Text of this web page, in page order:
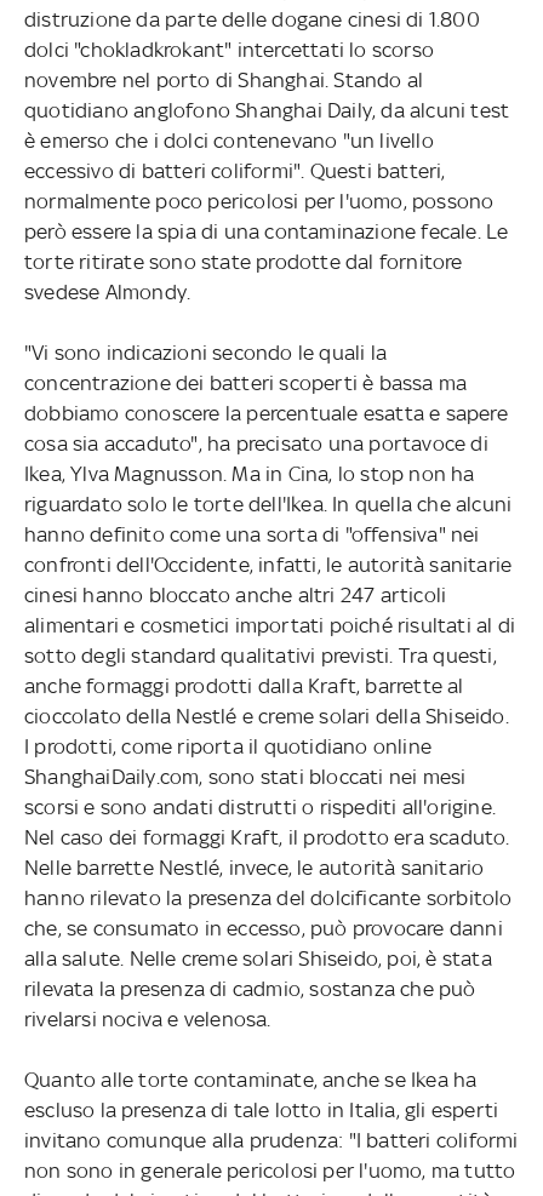
distruzione da parte delle dogane cinesi di 1.800
dolci "chokladkrokant" intercettati lo scorso
novembre nel porto di Shanghai. Stando al
quotidiano anglofono Shanghai Daily, da alcuni test
è emerso che i dolci contenevano "un livello
eccessivo di batteri coliformi". Questi batteri,
normalmente poco pericolosi per l'uomo, possono
però essere la spia di una contaminazione fecale. Le
torte ritirate sono state prodotte dal fornitore
svedese Almondy.
"Vi sono indicazioni secondo le quali la
concentrazione dei batteri scoperti è bassa ma
dobbiamo conoscere la percentuale esatta e sapere
cosa sia accaduto", ha precisato una portavoce di
Ikea, Ylva Magnusson. Ma in Cina, lo stop non ha
riguardato solo le torte dell'Ikea. In quella che alcuni
hanno definito come una sorta di "offensiva" nei
confronti dell'Occidente, infatti, le autorità sanitarie
cinesi hanno bloccato anche altri 247 articoli
alimentari e cosmetici importati poiché risultati al di
sotto degli standard qualitativi previsti. Tra questi,
anche formaggi prodotti dalla Kraft, barrette al
cioccolato della Nestlé e creme solari della Shiseido.
I prodotti, come riporta il quotidiano online
ShanghaiDaily.com, sono stati bloccati nei mesi
scorsi e sono andati distrutti o rispediti all'origine.
Nel caso dei formaggi Kraft, il prodotto era scaduto.
Nelle barrette Nestlé, invece, le autorità sanitario
hanno rilevato la presenza del dolcificante sorbitolo
che, se consumato in eccesso, può provocare danni
alla salute. Nelle creme solari Shiseido, poi, è stata
rilevata la presenza di cadmio, sostanza che può
rivelarsi nociva e velenosa.
Quanto alle torte contaminate, anche se Ikea ha
escluso la presenza di tale lotto in Italia, gli esperti
invitano comunque alla prudenza: "I batteri coliformi
non sono in generale pericolosi per l'uomo, ma tutto